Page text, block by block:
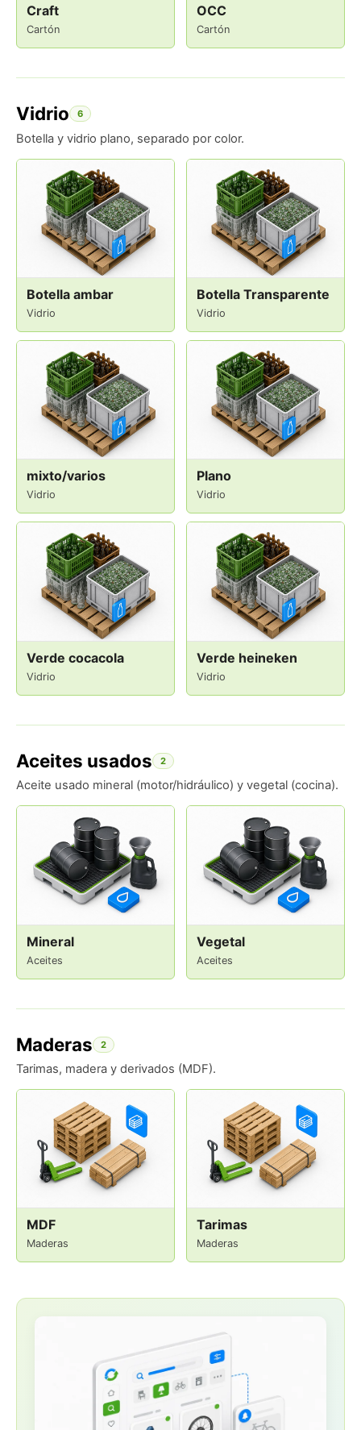
Craft
Cartón
OCC
Cartón
Vidrio 6
Botella y vidrio plano, separado por color.
Botella ambar
Vidrio
Botella Transparente
Vidrio
mixto/varios
Vidrio
Plano
Vidrio
Verde cocacola
Vidrio
Verde heineken
Vidrio
Aceites usados 2
Aceite usado mineral (motor/hidráulico) y vegetal (cocina).
Mineral
Aceites
Vegetal
Aceites
Maderas 2
Tarimas, madera y derivados (MDF).
MDF
Maderas
Tarimas
Maderas